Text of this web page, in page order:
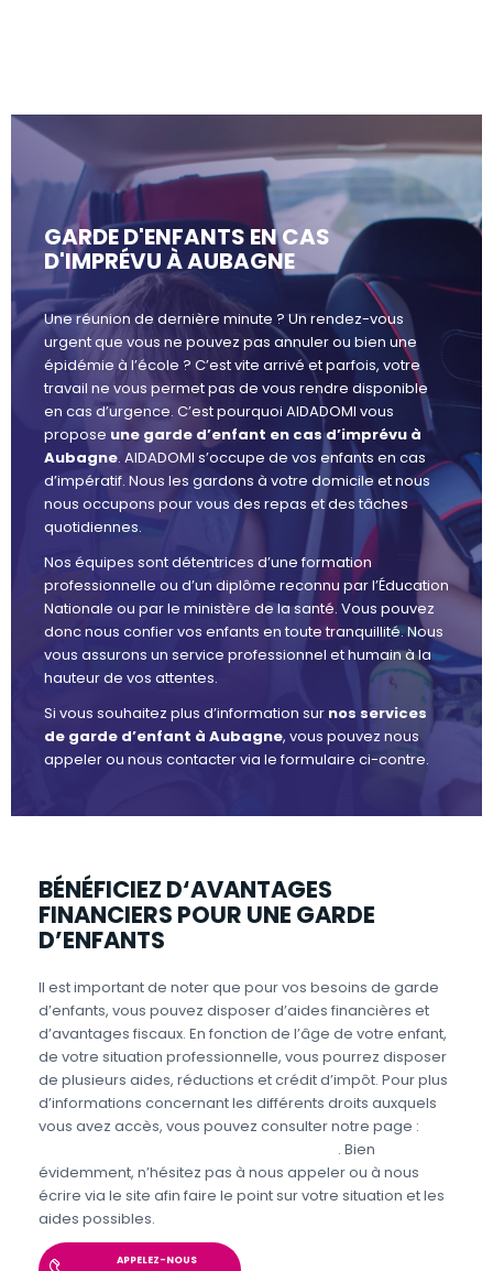
GARDE D'ENFANTS EN CAS
D'IMPRÉVU À AUBAGNE
Une réunion de dernière minute ? Un rendez-vous
urgent que vous ne pouvez pas annuler ou bien une
épidémie à l’école ? C’est vite arrivé et parfois, votre
travail ne vous permet pas de vous rendre disponible
en cas d’urgence. C’est pourquoi AIDADOMI vous
propose une garde d’enfant en cas d’imprévu à
Aubagne. AIDADOMI s’occupe de vos enfants en cas
d’impératif. Nous les gardons à votre domicile et nous
nous occupons pour vous des repas et des tâches
quotidiennes.
Nos équipes sont détentrices d’une formation
professionnelle ou d’un diplôme reconnu par l’Éducation
Nationale ou par le ministère de la santé. Vous pouvez
donc nous confier vos enfants en toute tranquillité. Nous
vous assurons un service professionnel et humain à la
hauteur de vos attentes.
Si vous souhaitez plus d’information sur nos services
de garde d’enfant à Aubagne, vous pouvez nous
appeler ou nous contacter via le formulaire ci-contre.
BÉNÉFICIEZ D‘AVANTAGES
FINANCIERS POUR UNE GARDE
D’ENFANTS
Il est important de noter que pour vos besoins de garde
d’enfants, vous pouvez disposer d’aides financières et
d’avantages fiscaux. En fonction de l’âge de votre enfant,
de votre situation professionnelle, vous pourrez disposer
de plusieurs aides, réductions et crédit d’impôt. Pour plus
d’informations concernant les différents droits auxquels
vous avez accès, vous pouvez consulter notre page :
. Bien
évidemment, n’hésitez pas à nous appeler ou à nous
écrire via le site afin faire le point sur votre situation et les
aides possibles.
APPELEZ-NOUS